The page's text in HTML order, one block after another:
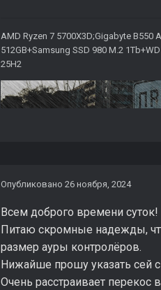
AMD Ryzen 7 5700X3D;Gigabyte B550
512GB+Samsung SSD 980 M.2
25H2
Опубликовано 26 ноября, 2024
Всем доброго времени суток!
Питаю скромные надежды,
размер ауры контролёров.
Нижайше прошу указать сей
Очень расстраивает перекос